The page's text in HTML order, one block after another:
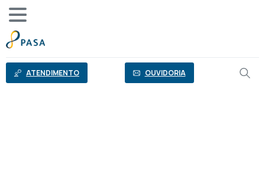
conteúdo
ATENDIMENTO OUVIDORIA